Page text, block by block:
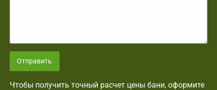
Отправить
Чтобы получить точный расчет цены бани, оформите